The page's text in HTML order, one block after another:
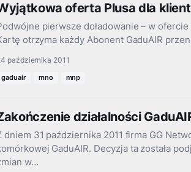
oferta Plusa dla
pierwsze doładowanie – w
otrzyma każdy Abonent GaduAIR
października 2011
gaduair mno mnp
działalności
dniem 31 października 2011 firma GG
GaduAIR. Decyzja ta została
w…